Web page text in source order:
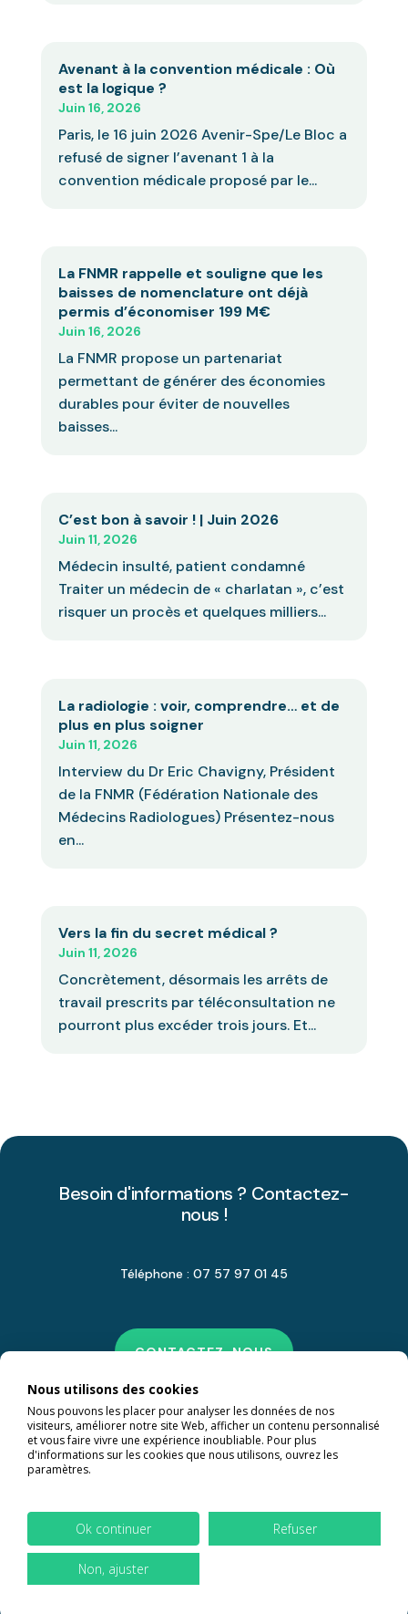
Avenant à la convention médicale : Où
est la logique ?
Juin 16, 2026
Paris, le 16 juin 2026 Avenir-Spe/Le Bloc a
refusé de signer l’avenant 1 à la
convention médicale proposé par le...
La FNMR rappelle et souligne que les
baisses de nomenclature ont déjà
permis d’économiser 199 M€
Juin 16, 2026
La FNMR propose un partenariat
permettant de générer des économies
durables pour éviter de nouvelles
baisses...
C’est bon à savoir ! | Juin 2026
Juin 11, 2026
Médecin insulté, patient condamné
Traiter un médecin de « charlatan », c’est
risquer un procès et quelques milliers...
La radiologie : voir, comprendre… et de
plus en plus soigner
Juin 11, 2026
Interview du Dr Eric Chavigny, Président
de la FNMR (Fédération Nationale des
Médecins Radiologues) Présentez-nous
en...
Vers la fin du secret médical ?
Juin 11, 2026
Concrètement, désormais les arrêts de
travail prescrits par téléconsultation ne
pourront plus excéder trois jours. Et...
Besoin d'informations ? Contactez-
nous !
Téléphone : 07 57 97 01 45
CONTACTEZ-NOUS
Nous utilisons des cookies
Nous pouvons les placer pour analyser les données de nos
visiteurs, améliorer notre site Web, afficher un contenu personnalisé
et vous faire vivre une expérience inoubliable. Pour plus
d'informations sur les cookies que nous utilisons, ouvrez les
paramètres.
Ok continuer Refuser
Non, ajuster